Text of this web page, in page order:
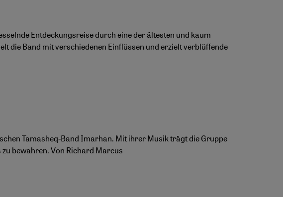
Entdeckungsreise durch eine der ältesten und kaum
die Band mit verschiedenen Einflüssen und erzielt verblüffende
Tamasheq-Band Imarhan. Mit ihrer Musik trägt die Gruppe
bewahren. Von Richard Marcus